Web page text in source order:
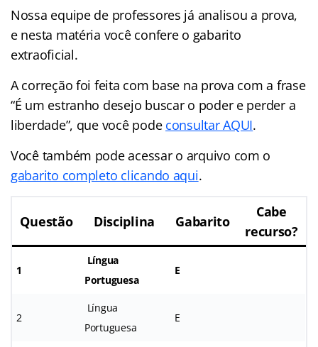
Nossa equipe de professores já analisou a prova,
e nesta matéria você confere o gabarito
extraoficial.
A correção foi feita com base na prova com a frase
“É um estranho desejo buscar o poder e perder a
liberdade”, que você pode consultar AQUI.
Você também pode acessar o arquivo com o
gabarito completo clicando aqui.
Questão Disciplina Gabarito
Cabe
recurso?
1
Língua
Portuguesa
E
2
Língua
Portuguesa
E